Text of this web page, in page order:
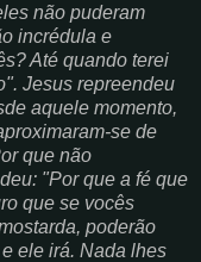
não puderam
incrédula e
Até quando terei
Jesus repreendeu
aquele momento,
se de
que não
"Por que a fé que
que se vocês
poderão
e ele irá. Nada lhes